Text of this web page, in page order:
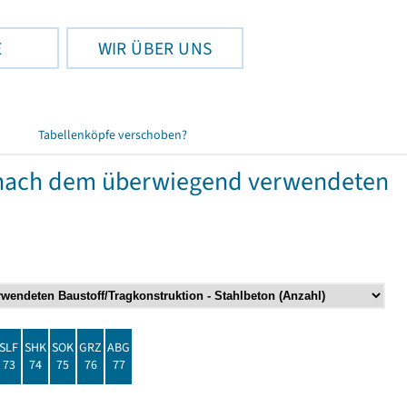
WIR ÜBER UNS
Tabellenköpfe verschoben?
dem überwiegend verwendeten
SLF
73
SHK
74
SOK
75
GRZ
76
ABG
77